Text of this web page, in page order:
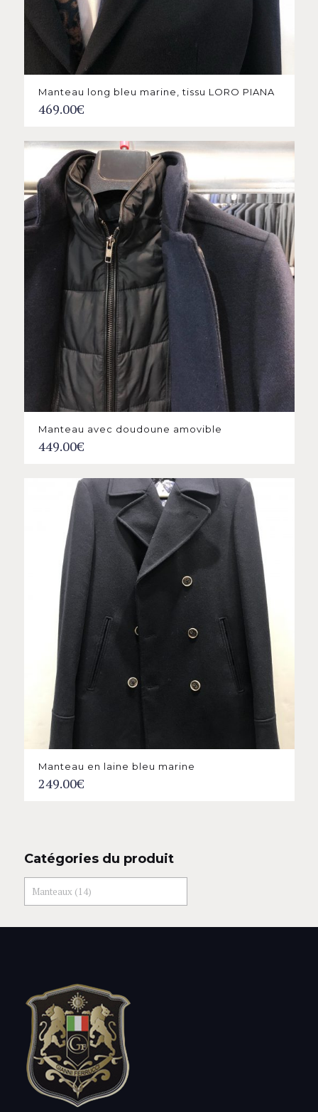
Manteau long bleu marine, tissu LORO PIANA
469.00€
Manteau avec doudoune amovible
449.00€
Manteau en laine bleu marine
249.00€
Catégories du produit